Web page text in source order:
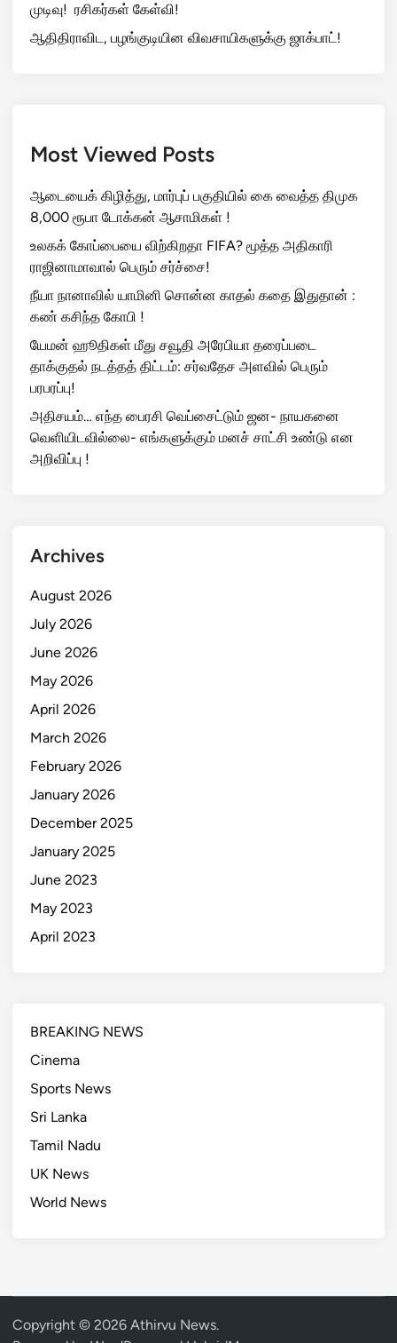
முடிவு! ரசிகர்கள் கேள்வி!
ஆதிதிராவிட, பழங்குடியின விவசாயிகளுக்கு ஜாக்பாட்!
Most Viewed Posts
ஆடையைக் கிழித்து, மார்புப் பகுதியில் கை வைத்த திமுக
8,000 ரூபா டோக்கன் ஆசாமிகள் !
உலகக் கோப்பையை விற்கிறதா FIFA? மூத்த அதிகாரி
ராஜினாமாவால் பெரும் சர்ச்சை!
நீயா நானாவில் யாமினி சொன்ன காதல் கதை இதுதான் :
கண் கசிந்த கோபி !
யேமன் ஹூதிகள் மீது சவூதி அரேபியா தரைப்படை
தாக்குதல் நடத்தத் திட்டம்: சர்வதேச அளவில் பெரும்
பரபரப்பு!
அதிசயம்… எந்த பைரசி வெப்சைட்டும் ஜன- நாயகனை
வெளியிடவில்லை- எங்களுக்கும் மனச் சாட்சி உண்டு என
அறிவிப்பு !
Archives
August 2026
July 2026
June 2026
May 2026
April 2026
March 2026
February 2026
January 2026
December 2025
January 2025
June 2023
May 2023
April 2023
BREAKING NEWS
Cinema
Sports News
Sri Lanka
Tamil Nadu
UK News
World News
Copyright © 2026 Athirvu News.